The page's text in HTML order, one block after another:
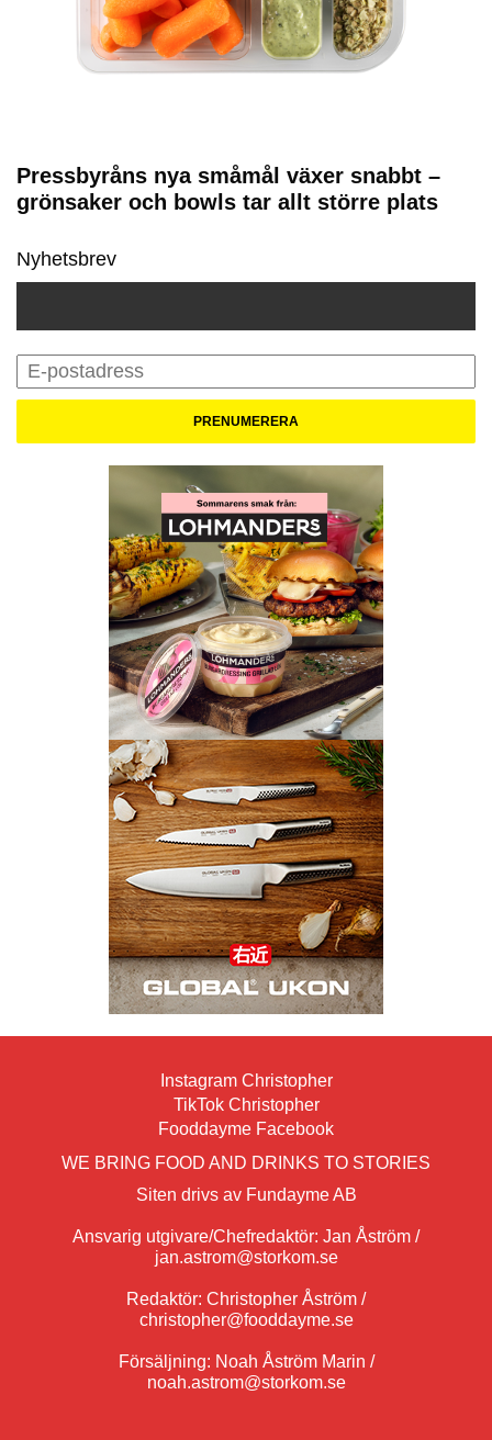
Pressbyråns nya småmål växer snabbt –
grönsaker och bowls tar allt större plats
Nyhetsbrev
Instagram Christopher
TikTok Christopher
Fooddayme Facebook
WE BRING FOOD AND DRINKS TO STORIES
Siten drivs av Fundayme AB
Ansvarig utgivare/Chefredaktör: Jan Åström /
jan.astrom@storkom.se
Redaktör: Christopher Åström /
christopher@fooddayme.se
Försäljning: Noah Åström Marin /
noah.astrom@storkom.se